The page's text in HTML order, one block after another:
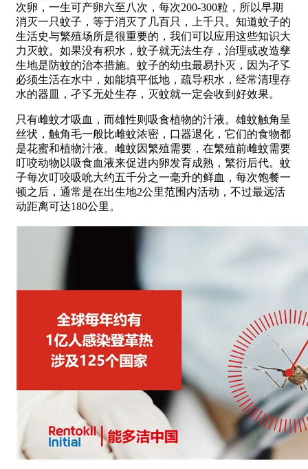
次卵，一生可产卵六至八次，每次200-300粒，所以早期
消灭一只蚊子，等于消灭了几百只，上千只。知道蚊子的
生活史与繁殖场所是很重要的，我们可以应用这些知识大
力灭蚊。如果没有积水，蚊子就无法生存，治理或改造孳
生地是防蚊的治本措施。蚊子的幼虫最易扑灭，因为孑孓
必须生活在水中，如能填平低地，疏导积水，经常清理存
水的器皿，孑孓无处生存，灭蚊就一定会收到好效果。
只有雌蚊才吸血，而雄性则吸食植物的汁液。雄蚊触角呈
丝状，触角毛一般比雌蚊浓密，口器退化，它们的食物都
是花蜜和植物汁液。雌蚊因繁殖需要，在繁殖前雌蚊需要
叮咬动物以吸食血液来促进内卵发育成熟，繁衍后代。蚊
子每次叮咬吸吮大约五千分之一毫升的鲜血，每次饱餐一
顿之后，通常是在出生地2公里范围内活动，不过最远活
动距离可达180公里。